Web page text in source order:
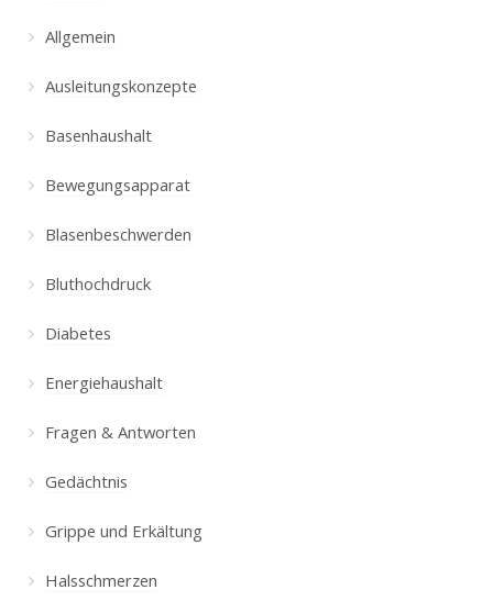
Allgemein
Ausleitungskonzepte
Basenhaushalt
Bewegungsapparat
Blasenbeschwerden
Bluthochdruck
Diabetes
Energiehaushalt
Fragen & Antworten
Gedächtnis
Grippe und Erkältung
Halsschmerzen